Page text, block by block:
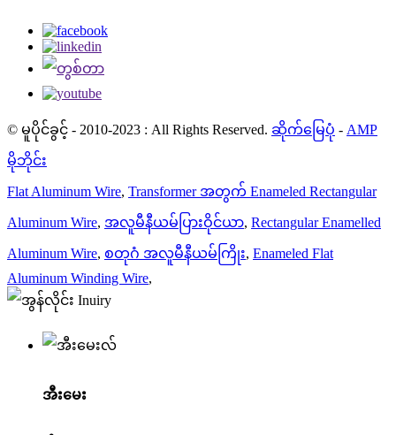
© မူပိုင်ခွင့် - 2010-2023 : All Rights Reserved. ဆိုက်မြေပုံ - AMP
မိုဘိုင်း
Flat Aluminum Wire, Transformer အတွက် Enameled Rectangular
Aluminum Wire, အလူမီနီယမ်ပြားဝိုင်ယာ, Rectangular Enamelled
Aluminum Wire, စတုဂံ အလူမီနီယမ်ကြိုး, Enameled Flat
Aluminum Winding Wire,
အီးမေး